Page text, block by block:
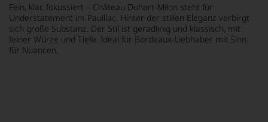
Fein, klar, fokussiert – Château Duhart-Milon steht für
Understatement im Pauillac. Hinter der stillen Eleganz verbirgt
sich große Substanz. Der Stil ist geradlinig und klassisch, mit
feiner Würze und Tiefe. Ideal für Bordeaux-Liebhaber mit Sinn
für Nuancen.